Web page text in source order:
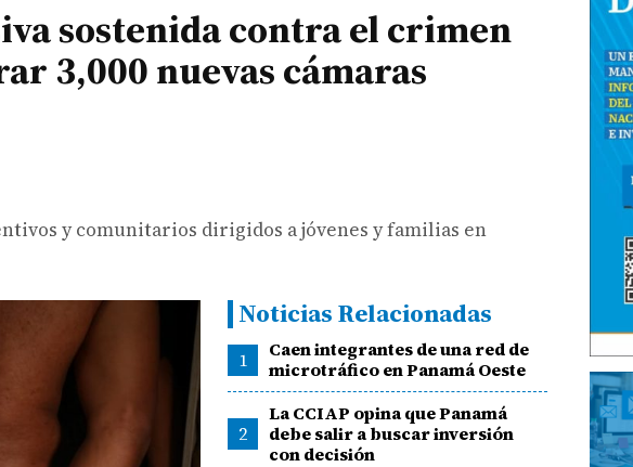
sostenida contra el crimen
3,000 nuevas cámaras
y comunitarios dirigidos a jóvenes y familias en
Noticias Relacionadas
1
Caen integrantes de una red de
microtráfico en Panamá Oeste
2
La CCIAP opina que Panamá
debe salir a buscar inversión
con decisión